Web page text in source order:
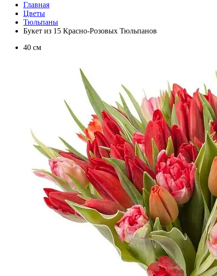
Главная
Цветы
Тюльпаны
Букет из 15 Красно-Розовых Тюльпанов
40 см